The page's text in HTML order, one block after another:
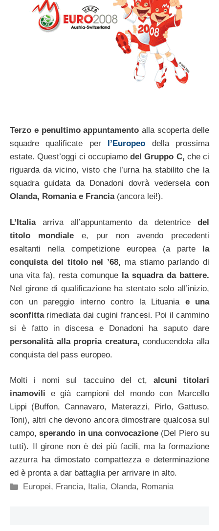
Terzo e penultimo appuntamentoalla scoperta delle
squadre qualificate per
l’Europeo della prossima
estate. Quest’oggi ci occupiamo del Gruppo C, che ci
riguarda da vicino, visto che l’urna ha stabilito che la
squadra guidata da Donadoni dovrà vederselacon
Olanda, Romania e Francia (ancora lei!).
L’Italiaarriva all’appuntamento da detentrice del
titolo mondiale e, pur non avendo precedenti
esaltanti nella competizione europea (a parte la
conquista del titolo nel ’68, ma stiamo parlando di
una vita fa), resta comunque la squadra da battere.
Nel girone di qualificazione ha stentato solo all’inizio,
con un pareggio interno contro la Lituania e una
sconfitta rimediata dai cugini francesi. Poi il cammino
si è fatto in discesa e Donadoni ha saputo dare
personalità alla propria creatura, conducendola alla
conquista del pass europeo.
Molti i nomi sul taccuino del ct, alcuni titolari
inamovili e già campioni del mondo con Marcello
Lippi (Buffon, Cannavaro, Materazzi, Pirlo, Gattuso,
Toni), altri che devono ancora dimostrare qualcosa sul
campo,sperando in una convocazione (Del Piero su
tutti). Il girone non è dei più facili, ma la formazione
azzurra ha dimostato compattezza e determinazione
ed è pronta a dar battaglia per arrivare in alto.
Categorie
Europei, Francia, Italia,Olanda, Romania